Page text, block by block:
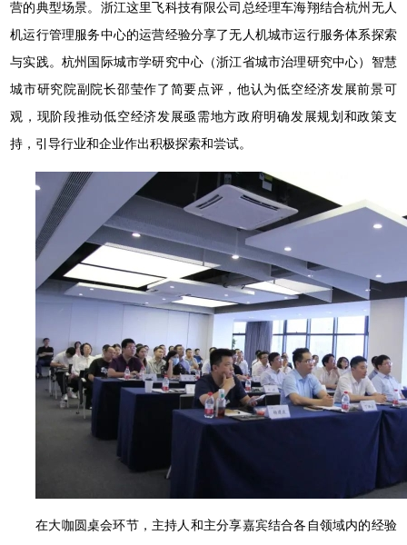
营的典型场景。浙江这里飞科技有限公司总经理车海翔结合杭州无人
机运行管理服务中心的运营经验分享了无人机城市运行服务体系探索
与实践。杭州国际城市学研究中心（浙江省城市治理研究中心）智慧
城市研究院副院长邵莹作了简要点评，他认为低空经济发展前景可
观，现阶段推动低空经济发展亟需地方政府明确发展规划和政策支
持，引导行业和企业作出积极探索和尝试。
在大咖圆桌会环节，主持人和主分享嘉宾结合各自领域内的经验